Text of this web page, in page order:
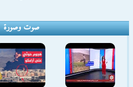
صوت وصورة